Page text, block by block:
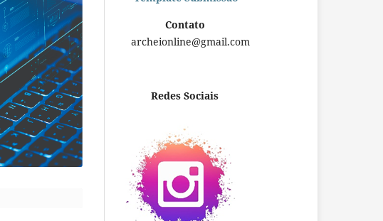
Contato
archeionline@gmail.com
Redes Sociais